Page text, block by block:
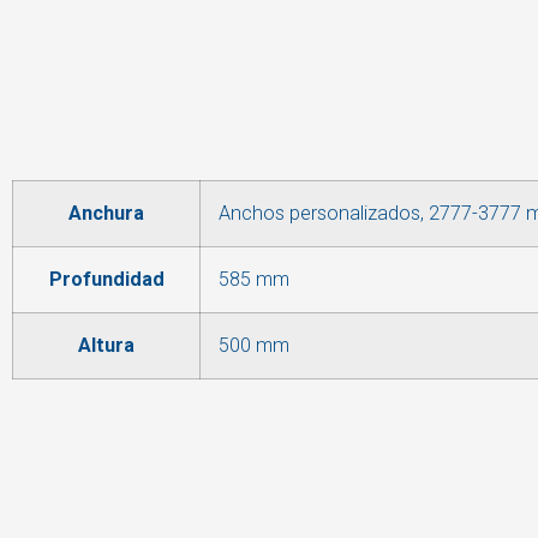
Anchura Anchos personalizados, 2777-3777
Profundidad 585 mm
Altura 500 mm